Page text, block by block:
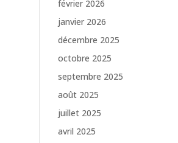
février 2026
janvier 2026
décembre 2025
octobre 2025
septembre 2025
août 2025
juillet 2025
avril 2025